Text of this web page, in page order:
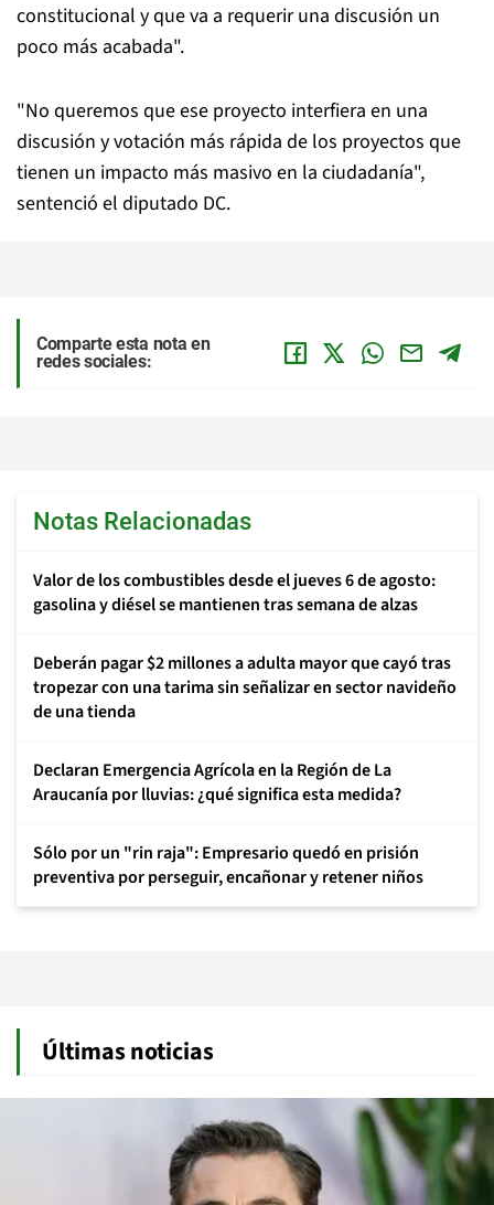
constitucional y que va a requerir una discusión un
poco más acabada".
"No queremos que ese proyecto interfiera en una
discusión y votación más rápida de los proyectos que
tienen un impacto más masivo en la ciudadanía",
sentenció el diputado DC.
Comparte esta nota en
redes sociales:
Notas Relacionadas
Valor de los combustibles desde el jueves 6 de agosto:
gasolina y diésel se mantienen tras semana de alzas
Deberán pagar $2 millones a adulta mayor que cayó tras
tropezar con una tarima sin señalizar en sector navideño
de una tienda
Declaran Emergencia Agrícola en la Región de La
Araucanía por lluvias: ¿qué significa esta medida?
Sólo por un "rin raja": Empresario quedó en prisión
preventiva por perseguir, encañonar y retener niños
Últimas noticias